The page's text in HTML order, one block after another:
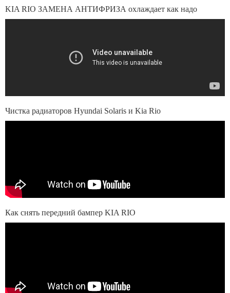
KIA RIO ЗАМЕНА АНТИФРИЗА охлаждает как надо
Чистка радиаторов Hyundai Solaris и Kia Rio
Как снять передний бампер KIA RIO